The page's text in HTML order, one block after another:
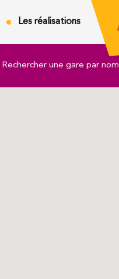
Les réalisations
Rechercher une gare par nom